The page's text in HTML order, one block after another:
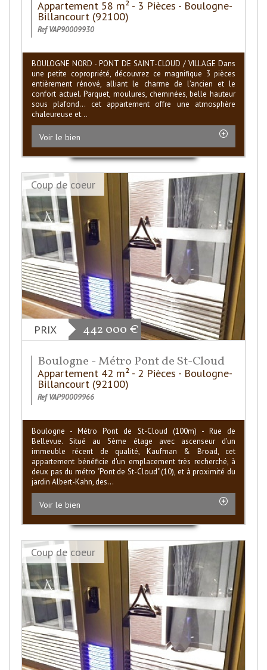
Appartement 58 m² - 3 Pièces - Boulogne-
Billancourt (92100)
Ref VAP90009930
BOULOGNE NORD - PONT DE SAINT-CLOUD / VILLAGE Dans
une petite copropriété, découvrez ce magnifique 3 pièces
entièrement rénové, alliant le charme de l’ancien et le
confort actuel. Parquet, moulures, cheminées, belle hauteur
sous plafond… cet appartement offre une atmosphère
chaleureuse et...
Voir le bien
Coup de coeur
PRIX 442 000 €
Boulogne - Métro Pont de St-Cloud
Appartement 42 m² - 2 Pièces - Boulogne-
Billancourt (92100)
Ref VAP90009966
Boulogne - Métro Pont de St-Cloud (100m) - Rue de
Bellevue. Situé au 5ème étage avec ascenseur d'un
immeuble récent de qualité, Kaufman & Broad, cet
appartement bénéficie d'un emplacement très recherché, à
deux pas du métro "Pont de St-Cloud" (10), et à proximité du
jardin Albert-Kahn, des...
Voir le bien
Coup de coeur